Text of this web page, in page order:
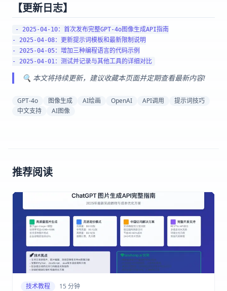
【更新日志】
- 2025-04-10：首次发布完整GPT-4o图像生成API指南
- 2025-04-08：更新提示词模板和最新限制说明
- 2025-04-05：增加三种编程语言的代码示例
🔍 本文将持续更新，建议收藏本页面并定期查看最新内容!
GPT-4o 图像生成 AI绘画 OpenAI API调用
提示词技巧
中文支持
AI图像
推荐阅读
技术教程 15 分钟